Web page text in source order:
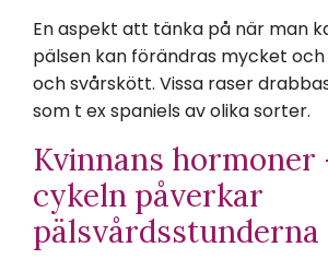
En aspekt att tänka på när man
pälsen kan förändras mycket och
och svårskött. Vissa raser
som t ex spaniels av olika sorter.
Kvinnans
cykeln påverkar
pälsvårdsstunderna